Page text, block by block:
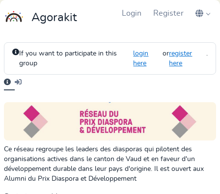
Agorakit Login Register
If you want to participate in this
group
login
here
orregister
here
.
Ce réseau regroupe les leaders des diasporas qui pilotent des
organisations actives dans le canton de Vaud et en faveur d'un
développement durable dans leur pays d'origine. Il est ouvert aux
Alumni du Prix Diaspora et Développement